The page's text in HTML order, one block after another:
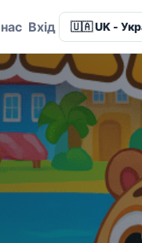
Вхід Language